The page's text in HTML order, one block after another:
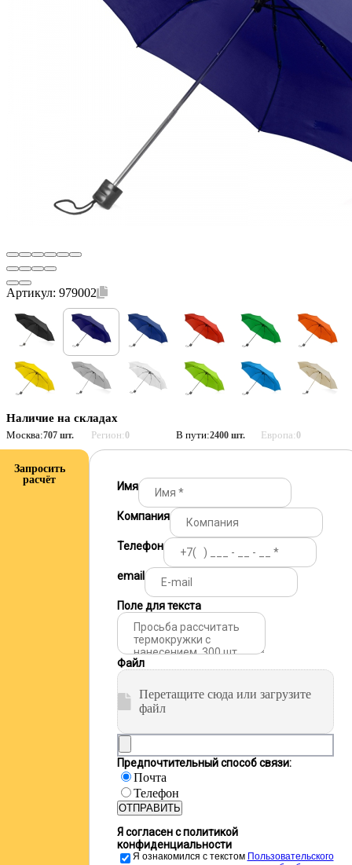
Артикул: 979002
Наличие на складах
Москва:707 шт. Регион:0 В пути:2400 шт. Европа:0
Запросить
расчёт
Имя
Компания
Телефон
email
Поле для текста
Файл
Перетащите сюда или загрузите
файл
Предпочтительный способ связи:
Почта
Телефон
ОТПРАВИТЬ
Я согласен с политикой
конфиденциальности
Я ознакомился с текстом Пользовательского